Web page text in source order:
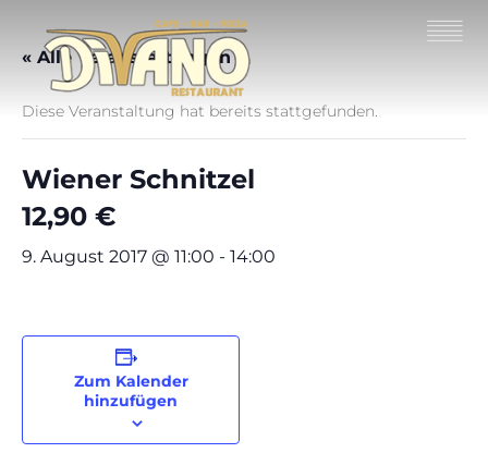
« Alle Veranstaltungen
Diese Veranstaltung hat bereits stattgefunden.
Wiener Schnitzel
12,90 €
9. August 2017 @ 11:00 - 14:00
Zum Kalender
hinzufügen